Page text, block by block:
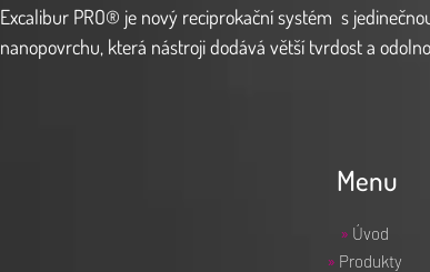
Excalibur PRO® je nový reciprokační systém s
nanopovrchu, která nástroji dodává větší tvrdost a
K dispozici v
mm, 25 mm a 31 mm, pokrývajících celý rozsah od E20 do
Menu
» Úvod
» Produkty